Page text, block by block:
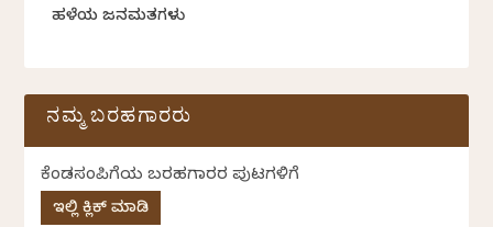
ಹಳೆಯ ಜನಮತಗಳು
ನಮ್ಮ ಬರಹಗಾರರು
ಕೆಂಡಸಂಪಿಗೆಯ ಬರಹಗಾರರ ಪುಟಗಳಿಗೆ
ಇಲ್ಲಿ ಕ್ಲಿಕ್ ಮಾಡಿ